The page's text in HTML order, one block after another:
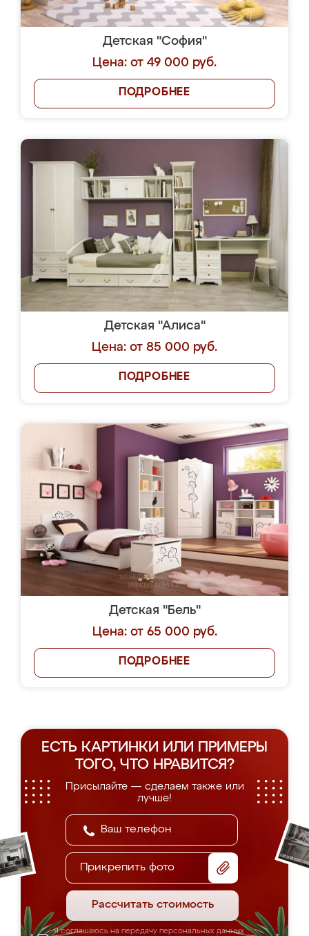
Детская "София"
Цена: от 49 000 руб.
ПОДРОБНЕЕ
Детская "Алиса"
Цена: от 85 000 руб.
ПОДРОБНЕЕ
Детская "Бель"
Цена: от 65 000 руб.
ПОДРОБНЕЕ
ЕСТЬ КАРТИНКИ ИЛИ ПРИМЕРЫ
ТОГО, ЧТО НРАВИТСЯ?
Присылайте — сделаем также или
лучше!
Прикрепить фото
Рассчитать стоимость
Я соглашаюсь на передачу персональных данных